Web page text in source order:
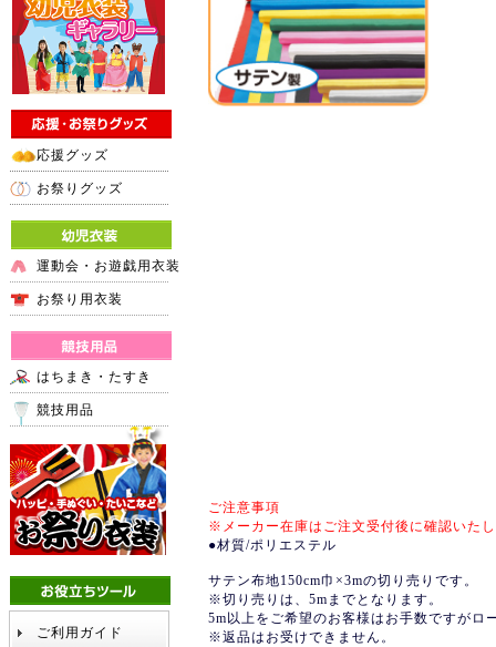
応援グッズ
お祭りグッズ
運動会・お遊戯用衣装
お祭り用衣装
はちまき・たすき
競技用品
ご利用ガイド
ご注意事項
※メーカー在庫はご注文受付後に確認いた
●材質/ポリエステル
サテン布地150cm巾×3mの切り売りです。
※切り売りは、5mまでとなります。
5m以上をご希望のお客様はお手数ですがロ
※返品はお受けできません。